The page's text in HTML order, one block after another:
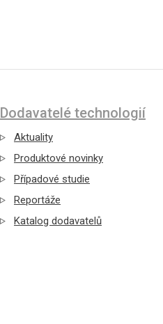
Dodavatelé technologií
Aktuality
Produktové novinky
Případové studie
Reportáže
Katalog dodavatelů